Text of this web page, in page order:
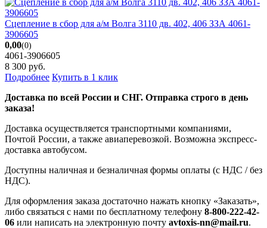
Сцепление в сбор для а/м Волга 3110 дв. 402, 406 ЗЗА 4061-
3906605
0,00(0)
4061-3906605
8 300 руб.
Подробнее Купить в 1 клик
Доставка по всей России и СНГ. Отправка строго в день
заказа!
Доставка осуществляется транспортными компаниями,
Почтой России, а также авиаперевозкой. Возможна экспресс-
доставка автобусом.
Доступны наличная и безналичная формы оплаты (с НДС / без
НДС).
Для оформления заказа достаточно нажать кнопку «Заказать»,
либо связаться с нами по бесплатному телефону 8-800-222-42-
06 или написать на электронную почту avtoxis-nn@mail.ru.